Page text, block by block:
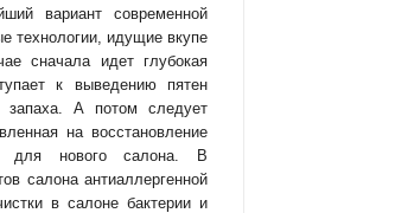
вариант современной
технологии, идущие вкупе
сначала идет глубокая
к выведению пятен
запаха. А потом следует
на восстановление
для нового салона. В
салона антиаллергенной
в салоне бактерии и